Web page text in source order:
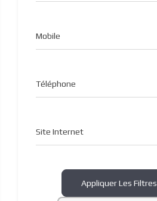
Mobile
Téléphone
Site Internet
Appliquer Les Filtres